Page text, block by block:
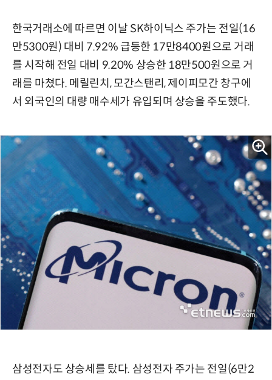
한국거래소에 따르면 이날 SK하이닉스 주가는 전일(16
만5300원) 대비 7.92% 급등한 17만8400원으로 거래
를 시작해 전일 대비 9.20% 상승한 18만500원으로 거
래를 마쳤다. 메릴린치, 모간스탠리, 제이피모간 창구에
서 외국인의 대량 매수세가 유입되며 상승을 주도했다.
삼성전자도 상승세를 탔다. 삼성전자 주가는 전일(6만2